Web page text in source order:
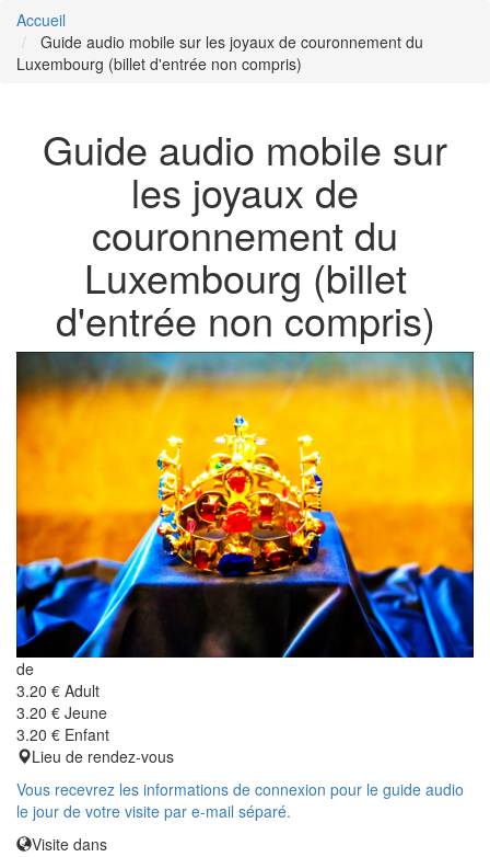
Accueil
Guide audio mobile sur les joyaux de couronnement du
Luxembourg (billet d'entrée non compris)
Guide audio mobile sur
les joyaux de
couronnement du
Luxembourg (billet
d'entrée non compris)
de
3.20 € Adult
3.20 € Jeune
3.20 € Enfant
Lieu de rendez-vous
Vous recevrez les informations de connexion pour le guide audio
le jour de votre visite par e-mail séparé.
Visite dans